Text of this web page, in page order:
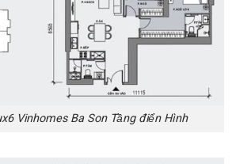
Vinhomes Ba Son Tầng điển Hình